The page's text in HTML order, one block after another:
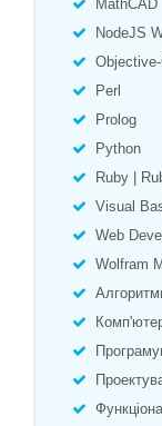
MathCAD
NodeJS
Perl
Prolog
Python
Ruby |
Visual
Web
Wolfram